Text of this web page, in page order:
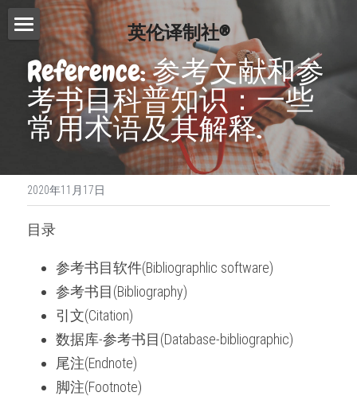
英伦译制社®
首页
服务介绍
Essay代写
Dissertation代写
Proofreading
演讲文稿代写
留学申请资料
工作简历制作
代码&分析工具
费用查询
写作技巧
常见问题
精英招募
联系我们
搜索
微信客服：ESSAYEXPERT-
Reference: 参考文献和参
考书目科普知识：一些
常用术语及其解释.
2020年11月17日
目录
参考书目软件(Bibliographlic software)
参考书目(Bibliography)
引文(Citation)
数据库-参考书目(Database-bibliographic)
尾注(Endnote)
脚注(Footnote)